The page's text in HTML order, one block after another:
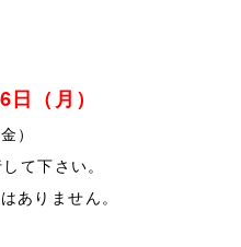
（月）
）
て下さい。
ありません。